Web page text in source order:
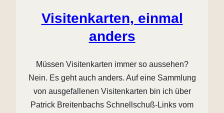
Visitenkarten, einmal
anders
Müssen Visitenkarten immer so aussehen?
Nein. Es geht auch anders. Auf eine Sammlung
von ausgefallenen Visitenkarten bin ich über
Patrick Breitenbachs Schnellschuß-Links vom